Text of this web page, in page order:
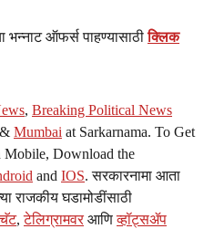
भन्नाट ऑफर्स पाहण्यासाठीक्लिक
, Breaking Political News
& Mumbai at Sarkarnama. To Get
Download the
and IOS. सरकारनामा आता
राजकीय घडामोडींसाठी
,टेलिग्रामवर आणिव्हॉट्सॲप